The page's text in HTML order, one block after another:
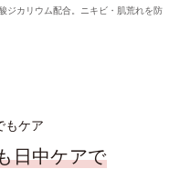
ジカリウム配合。ニキビ・肌荒れを防
もケア
日中ケアで